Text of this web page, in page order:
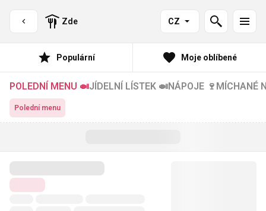
Zde CZ
Populární Moje oblíbené
POLEDNÍ MENU 🍛JÍDELNÍ LÍSTEK 🍛NÁPOJE 🍷 MÍCHANÉ
Polední menu